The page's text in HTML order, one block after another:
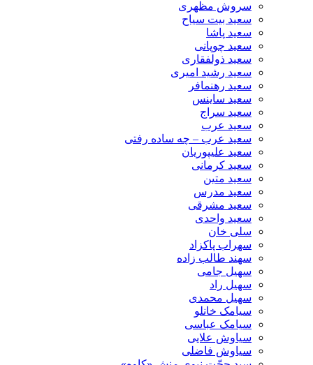
سروش مظهری
سعید بیت سیاح
سعید پاشا
سعید چوپانی
سعید ذولفقاری
سعید رشید امیری
سعید رهنمافر
سعید ساینس
سعید سراج
سعید عرب
سعید عرب – چه ساده رفتی
سعید علیپوریان
سعید کرمانی
سعید متین
سعید مدرس
سعید مشرقی
سعید واحدی
سلی خان
سهراب پاکزاد
سهند طالب زاده
سهیل جامی
سهیل راد
سهیل محمدی
سیامک خانلو
سیامک عباسی
سیاوش علایی
سیاوش فاضلی